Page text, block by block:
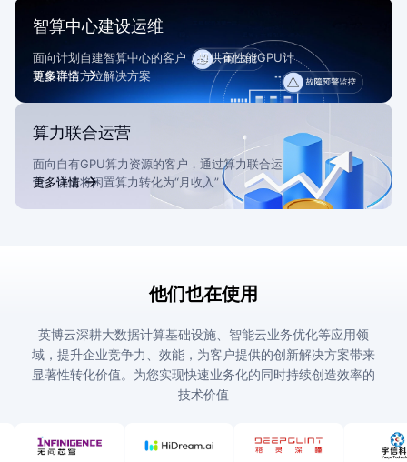
智算中心建设运维
面向计划自建智算中心的客户，提供高性能GPU计
算集群全方位解决方案
更多详情
算力联合运营
面向自有GPU算力资源的客户，通过算力联合运
营，快速将闲置算力转化为“月收入”
更多详情
他们也在使用
英博云深耕大数据计算基础设施、智能云业务优化等应用领
域，提升企业竞争力、效能，为客户提供的创新解决方案带来
显著性转化价值。为您实现快速业务化的同时持续创造效率的
技术价值